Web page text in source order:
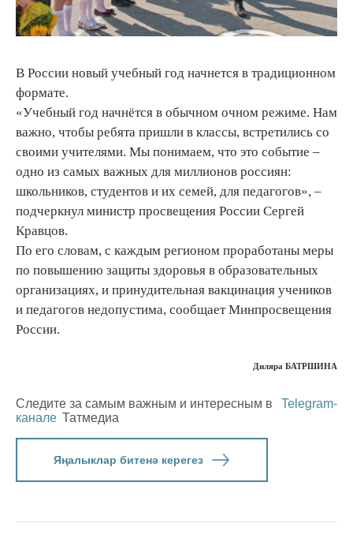
В России новый учебный год начнется в традиционном
формате.
«Учебный год начнётся в обычном очном режиме. Нам
важно, чтобы ребята пришли в классы, встретились со
своими учителями. Мы понимаем, что это событие –
одно из самых важных для миллионов россиян:
школьников, студентов и их семей, для педагогов», –
подчеркнул министр просвещения России Сергей
Кравцов.
По его словам, с каждым регионом проработаны меры
по повышению защиты здоровья в образовательных
организациях, и принудительная вакцинация учеников
и педагогов недопустима, сообщает Минпросвещения
России.
Диляра БАТРШИНА
Следите за самым важным и интересным в
Telegram-
канале Татмедиа
Яңалыклар битенә керегез